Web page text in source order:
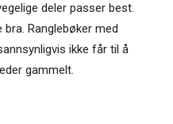
deler passer best.
Ranglebøker med
ikke får til å
gammelt.